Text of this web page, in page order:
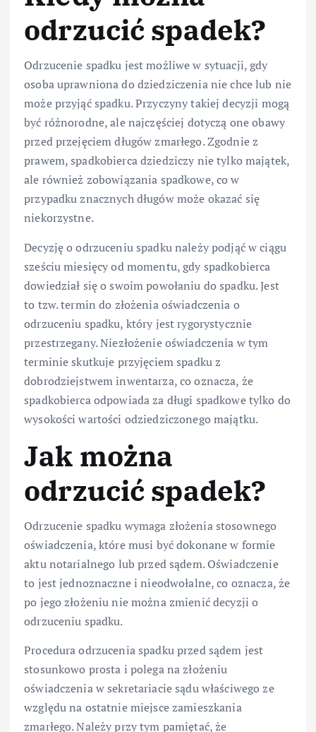
odrzucić spadek?
Odrzucenie spadku jest możliwe w sytuacji, gdy
osoba uprawniona do dziedziczenia nie chce lub nie
może przyjąć spadku. Przyczyny takiej decyzji mogą
być różnorodne, ale najczęściej dotyczą one obawy
przed przejęciem długów zmarłego. Zgodnie z
prawem, spadkobierca dziedziczy nie tylko majątek,
ale również zobowiązania spadkowe, co w
przypadku znacznych długów może okazać się
niekorzystne.
Decyzję o odrzuceniu spadku należy podjąć w ciągu
sześciu miesięcy od momentu, gdy spadkobierca
dowiedział się o swoim powołaniu do spadku. Jest
to tzw. termin do złożenia oświadczenia o
odrzuceniu spadku, który jest rygorystycznie
przestrzegany. Niezłożenie oświadczenia w tym
terminie skutkuje przyjęciem spadku z
dobrodziejstwem inwentarza, co oznacza, że
spadkobierca odpowiada za długi spadkowe tylko do
wysokości wartości odziedziczonego majątku.
Jak można
odrzucić spadek?
Odrzucenie spadku wymaga złożenia stosownego
oświadczenia, które musi być dokonane w formie
aktu notarialnego lub przed sądem. Oświadczenie
to jest jednoznaczne i nieodwołalne, co oznacza, że
po jego złożeniu nie można zmienić decyzji o
odrzuceniu spadku.
Procedura odrzucenia spadku przed sądem jest
stosunkowo prosta i polega na złożeniu
oświadczenia w sekretariacie sądu właściwego ze
względu na ostatnie miejsce zamieszkania
zmarłego. Należy przy tym pamiętać, że